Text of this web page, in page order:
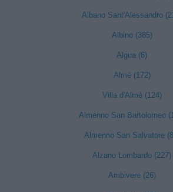
Albano Sant'Alessandro
Albino (385)
Algua (6)
Almè (172)
Villa d'Almè (124)
Almenno San Bartolomeo
Almenno San Salvatore
Alzano Lombardo (227)
Ambivere (26)